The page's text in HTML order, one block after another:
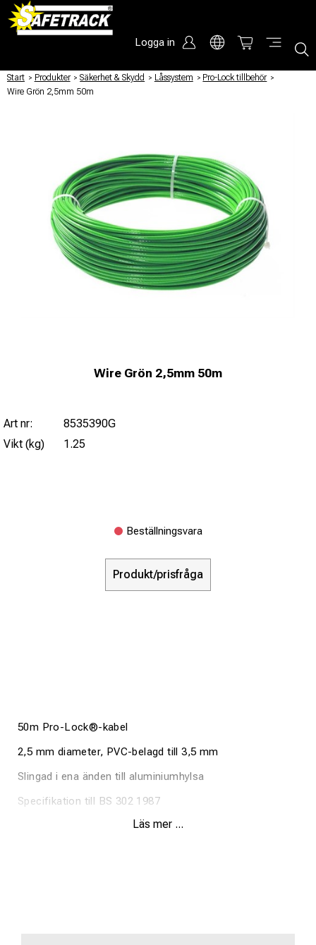
Logga in
Start / Produkter / Säkerhet & Skydd / Låssystem / Pro-Lock tillbehör /
Wire Grön 2,5mm 50m
Wire Grön 2,5mm 50m
Art nr:
8535390G
Vikt (kg)
1.25
Beställningsvara
Produkt/prisfråga
50m Pro-Lock®-kabel
2,5 mm diameter, PVC-belagd till 3,5 mm
Slingad i ena änden till aluminiumhylsa
Specifikation till BS 302 1987
Läs mer ...